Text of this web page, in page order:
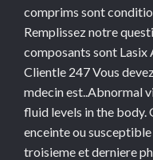
comprims sont
Remplissez notre
composants sont Lasix
Clientle 247 Vous
mdecin est..Abnormal
fluid levels in the body.
enceinte ou
troisieme et derniere